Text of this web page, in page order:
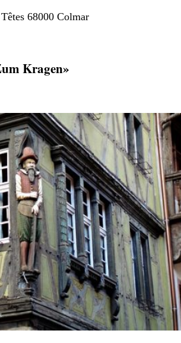
68000 Colmar
Kragen»